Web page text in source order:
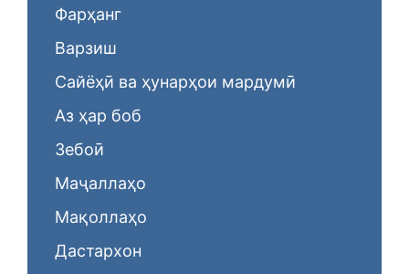
Фарҳанг
Варзиш
Сайёҳӣ ва ҳунарҳои мардумӣ
Аз ҳар боб
Зебоӣ
Маҷаллаҳо
Мақоллаҳо
Дастархон